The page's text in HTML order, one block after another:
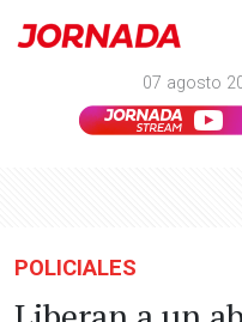
07 agosto
POLICIALES